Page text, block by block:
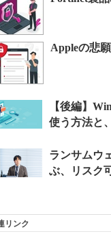
Appleの悲
リンク